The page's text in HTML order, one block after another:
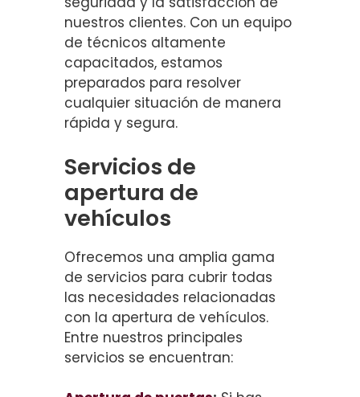
nuestros clientes. Con un equipo
de técnicos altamente
capacitados, estamos
preparados para resolver
cualquier situación de manera
rápida y segura.
Servicios de
apertura de
vehículos
Ofrecemos una amplia gama
de servicios para cubrir todas
las necesidades relacionadas
con la apertura de vehículos.
Entre nuestros principales
servicios se encuentran: